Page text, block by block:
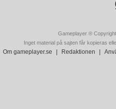
Gameplayer ®
Inget material på sajten får kopieras
Om gameplayer.se Redaktionen